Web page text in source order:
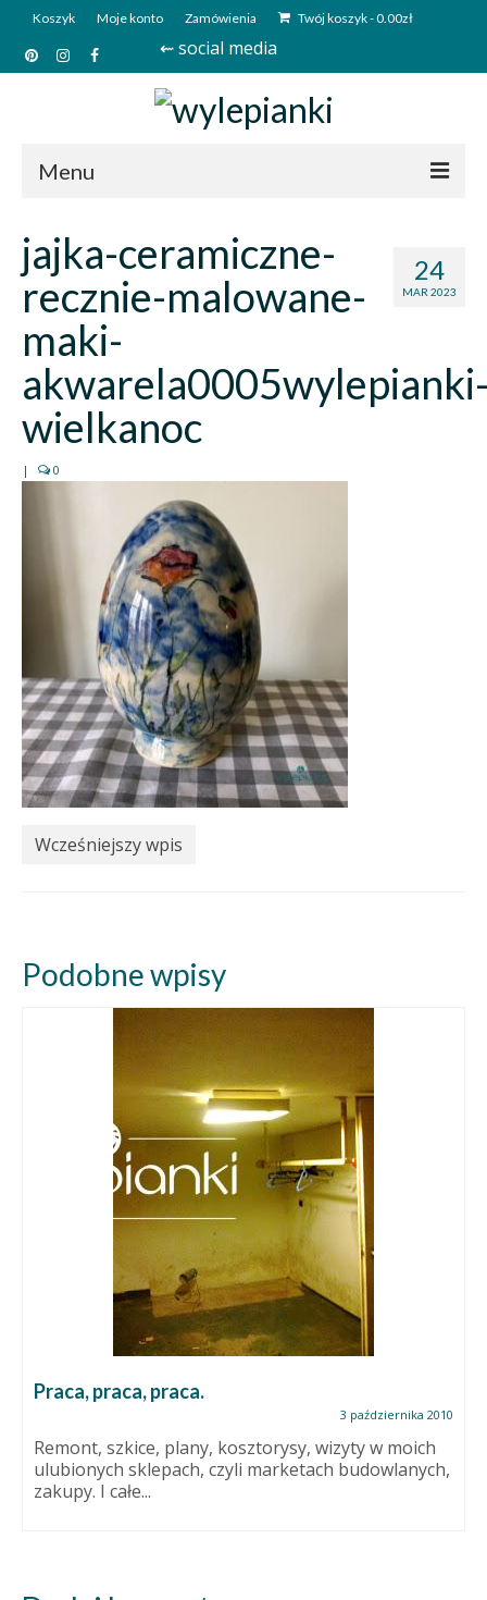
Koszyk Moje konto Zamówienia Twój koszyk-0.00zł
⇜ social media
Menu
Sklep
Kim jesteśmy?
Kontakt
Deutsch
24
MAR 2023
jajka-ceramiczne-
recznie-malowane-
maki-
wielkanoc
| 0
Wcześniejszy wpis
Podobne wpisy
Praca, praca, praca.
3 października 2010
Remont, szkice, plany, kosztorysy, wizyty w moich
ulubionych sklepach, czyli marketach budowlanych,
zakupy. I całe...